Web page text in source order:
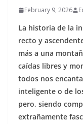
February 9, 2026
La historia de la
recto y
más a una
caídas libres y
todos nos
inteligente o de
pero, siendo
extrañamente